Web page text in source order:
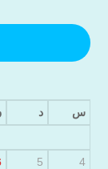
س د
4
5